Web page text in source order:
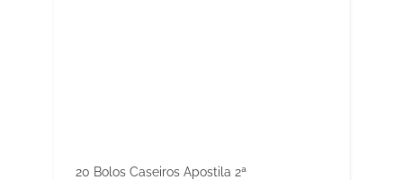
20 Bolos Caseiros Apostila 2ª